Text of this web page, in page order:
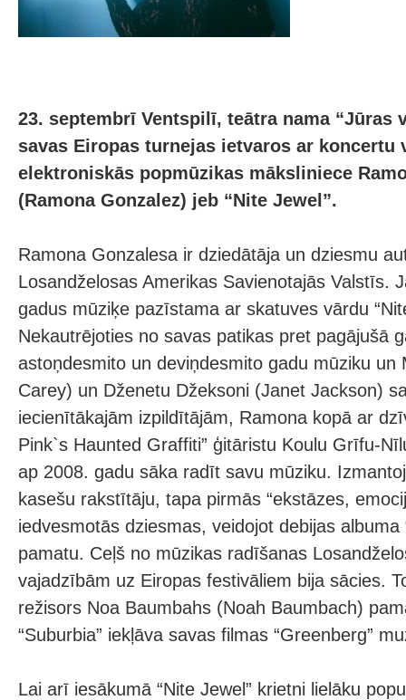
23. septembrī Ventspilī, teātra nama “Jūras
savas Eiropas turnejas ietvaros ar koncertu
elektroniskās popmūzikas māksliniece
(Ramona Gonzalez) jeb “Nite Jewel”.
Ramona Gonzalesa ir dziedātāja un dziesmu
Losandželosas Amerikas Savienotajās Valstīs.
gadus mūziķe pazīstama ar skatuves vārdu
Nekautrējoties no savas patikas pret pagājušā
astoņdesmito un deviņdesmito gadu mūziku un
Carey) un Dženetu Džeksoni (Janet Jackson)
iecienītākajām izpildītājām, Ramona kopā ar
Pink`s Haunted Graffiti” ģitāristu Koulu Grīfu-
ap 2008. gadu sāka radīt savu mūziku.
kasešu rakstītāju, tapa pirmās “ekstāzes,
iedvesmotās dziesmas, veidojot debijas albuma
pamatu. Ceļš no mūzikas radīšanas
vajadzībām uz Eiropas festivāliem bija sācies.
režisors Noa Baumbahs (Noah Baumbach)
“Suburbia” iekļāva savas filmas “Greenberg”
Lai arī iesākumā “Nite Jewel” krietni lielāku